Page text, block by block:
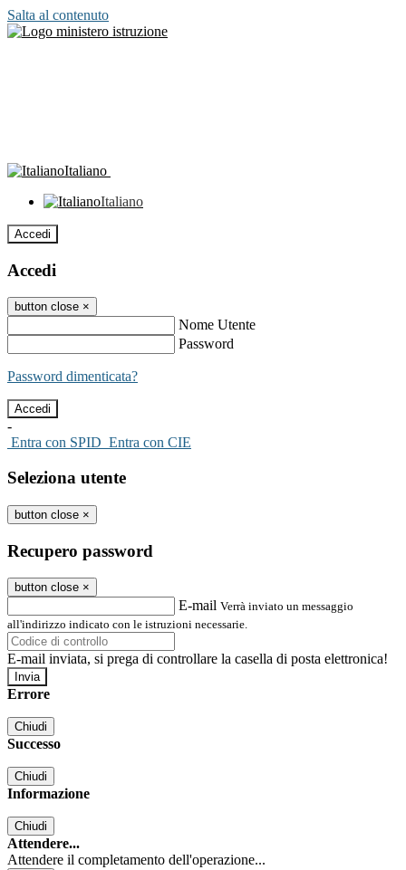
Salta al contenuto
Italiano
Italiano
Accedi
Accedi
button close ×
Nome Utente
Password
Password dimenticata?
-
Entra con SPID Entra con CIE
Seleziona utente
button close ×
Recupero password
button close ×
E-mail Verrà inviato un messaggio
all'indirizzo indicato con le istruzioni necessarie.
E-mail inviata, si prega di controllare la casella di posta elettronica!
Errore
Chiudi
Successo
Chiudi
Informazione
Chiudi
Attendere...
Attendere il completamento dell'operazione...